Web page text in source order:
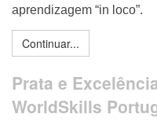
aprendizagem “in loco”.
Continuar...
Prata e
WorldSkills